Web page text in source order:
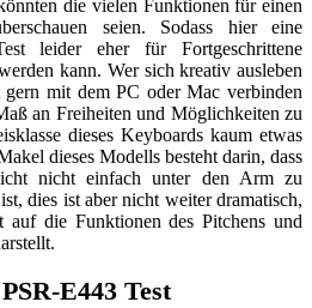
die vielen Funktionen für einen
seien. Sodass hier eine
leider eher für Fortgeschrittene
kann. Wer sich kreativ ausleben
mit dem PC oder Mac verbinden
an Freiheiten und Möglichkeiten zu
dieses Keyboards kaum etwas
dieses Modells besteht darin, dass
nicht einfach unter den Arm zu
dies ist aber nicht weiter dramatisch,
die Funktionen des Pitchens und
E443 Test